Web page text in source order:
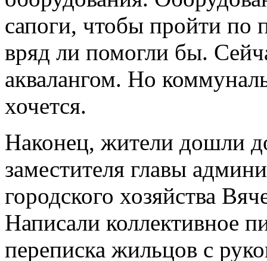
сапоги, чтобы пройти по
вряд ли помогли бы.
аквалангом. Но
хочется.
Наконец, жители дошли
заместителя главы
городского хозяйства
Написали коллективное
переписка жильцов с